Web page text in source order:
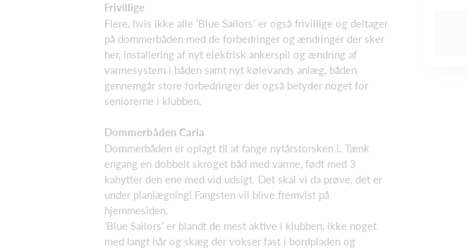
Frivillige
Flere, hvis ikke alle ’Blue Sailors’ er også frivillige og deltager
på dommerbåden med de forbedringer og ændringer der sker
her, installering af nyt elektrisk ankerspil og ændring af
varmesystem i båden samt nyt kølevands anlæg, båden
gennemgår store forbedringer der også betyder noget for
seniorerne i klubben.
Dommerbåden Carla
Dommerbåden er oplagt til at fange nytårstorsken i. Tænk
engang en dobbelt skroget båd med varme, født med 3
kahytter den ene med vid udsigt. Det skal vi da prøve, det er
under planlægning! Fangsten vil blive fremvist på
hjemmesiden.
’Blue Sailors’ er blandt de mest aktive i klubben, ikke noget
med langt hår og skæg der vokser fast i bordpladen og